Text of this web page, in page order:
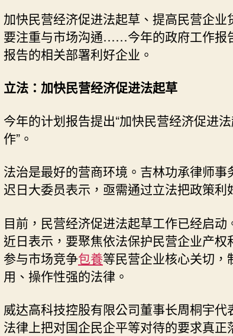
加快民营经济促进法起草、提高民营企业
要注重与市场沟通……今年的政府工作报
报告的相关部署利好企业。
立法：加快民营经济促进法起草
今年的计划报告提出“加快民营经济促进
作”。
法治是最好的营商环境。吉林功承律师
迟日大委员表示，亟需通过立法把政策利
目前，民营经济促进法起草工作已经启动
近日表示，要聚焦依法保护民营企业产权
参与市场竞争包養等民营企业核心关切，
用、操作性强的法律。
威达高科技控股有限公司董事长周桐宇代
法律上把对国企民企平等对待的要求真正